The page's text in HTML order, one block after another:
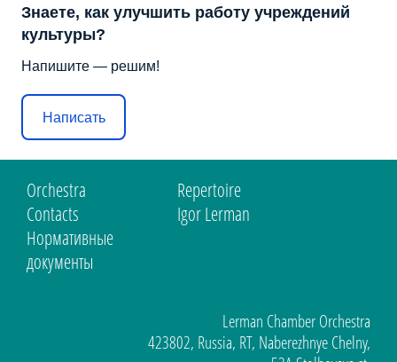
Знаете, как улучшить работу учреждений
культуры?
Напишите — решим!
Написать
Orchestra
Repertoire
Contacts
Igor Lerman
Нормативные
документы
Lerman Chamber Orchestra
423802, Russia, RT, Naberezhnye Chelny,